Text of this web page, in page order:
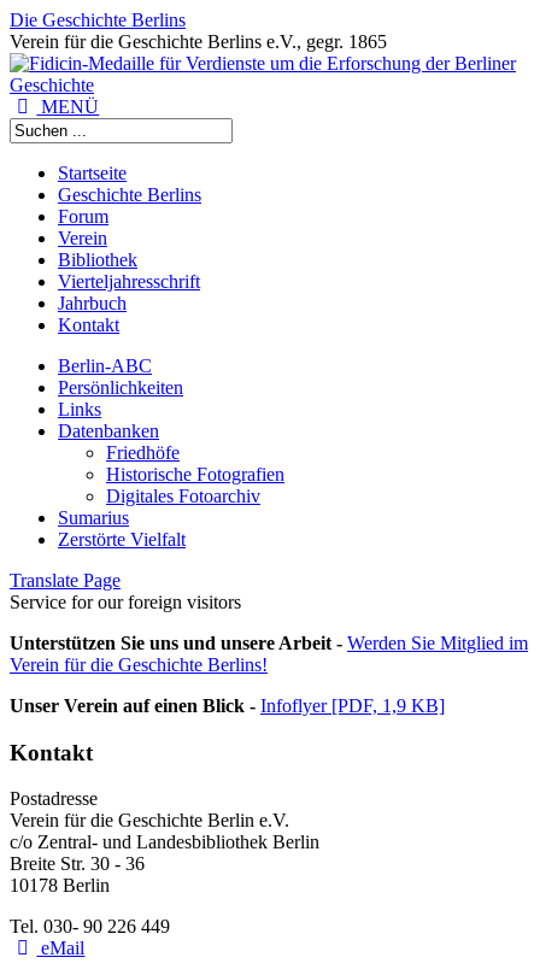
Die Geschichte Berlins
Verein für die Geschichte Berlins e.V., gegr. 1865
MENÜ
Startseite
Geschichte Berlins
Forum
Verein
Bibliothek
Vierteljahresschrift
Jahrbuch
Kontakt
Berlin-ABC
Persönlichkeiten
Links
Datenbanken
Friedhöfe
Historische Fotografien
Digitales Fotoarchiv
Sumarius
Zerstörte Vielfalt
Translate Page
Service for our foreign visitors
Unterstützen Sie uns und unsere Arbeit - Werden Sie Mitglied im
Verein für die Geschichte Berlins!
Unser Verein auf einen Blick - Infoflyer [PDF, 1,9 KB]
Kontakt
Postadresse
Verein für die Geschichte Berlin e.V.
c/o Zentral- und Landesbibliothek Berlin
Breite Str. 30 - 36
10178 Berlin
Tel. 030- 90 226 449
eMail